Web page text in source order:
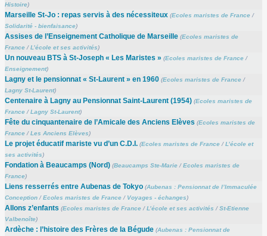
Histoire)
Marseille St-Jo : repas servis à des nécessiteux (Ecoles maristes de France/
Solidarité - bienfaisance)
Assises de l’Enseignement Catholique de Marseille (Ecoles maristes de
France/L’école et ses activités)
Un nouveau BTS à St-Joseph « Les Maristes » (Ecoles maristes de France/
Enseignement)
Lagny et le pensionnat « St-Laurent » en 1960 (Ecoles maristes de France/
Lagny St-Laurent)
Centenaire à Lagny au Pensionnat Saint-Laurent (1954) (Ecoles maristes de
France/Lagny St-Laurent)
Fête du cinquantenaire de l’Amicale des Anciens Elèves (Ecoles maristes de
France/Les Anciens Elèves)
Le projet éducatif mariste vu d’un C.D.I. (Ecoles maristes de France/L’école et
ses activités)
Fondation à Beaucamps (Nord) (Beaucamps Ste-Marie/Ecoles maristes de
France)
Liens resserrés entre Aubenas de Tokyo (Aubenas : Pensionnat de l’Immaculée
Conception/Ecoles maristes de France/ Voyages - échanges)
Allons z’enfants (Ecoles maristes de France/L’école et ses activités /St-Etienne
Valbenoîte)
Ardèche : l’histoire des Frères de la Bégude (Aubenas : Pensionnat de